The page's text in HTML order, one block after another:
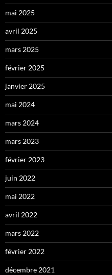
mai 2025
avril 2025
mars 2025
février 2025
janvier 2025
mai 2024
mars 2024
mars 2023
février 2023
juin 2022
mai 2022
avril 2022
mars 2022
février 2022
décembre 2021